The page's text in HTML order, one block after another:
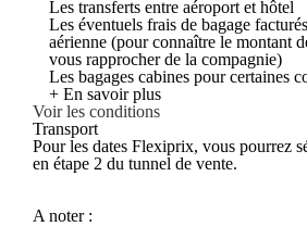
Les transferts entre aéroport et hôtel
Les éventuels frais de bagage
aérienne (pour connaître le montant
vous rapprocher de la compagnie)
Les bagages cabines pour certaines
+ En savoir plus
Voir les conditions
Transport
Pour les dates Flexiprix, vous pourrez
en étape 2 du tunnel de vente.
A noter :